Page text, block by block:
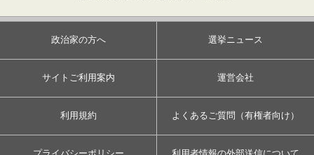
政治家の方へ 選挙ニュース
サイトご利用案内 運営会社
利用規約 よくあるご質問（有権者向け）